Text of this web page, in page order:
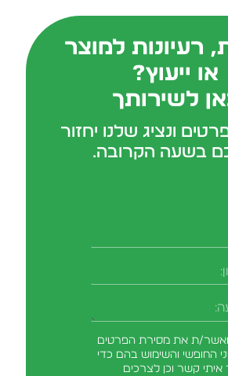
רעיונות למוצר
או ייעוץ?
לשירותך
ונציג שלנו יחזור
בשעה הקרובה.
ת את מסירת הפרטים
החופשי והשימוש בהם כדי
איתי קשר וכן לצרכים